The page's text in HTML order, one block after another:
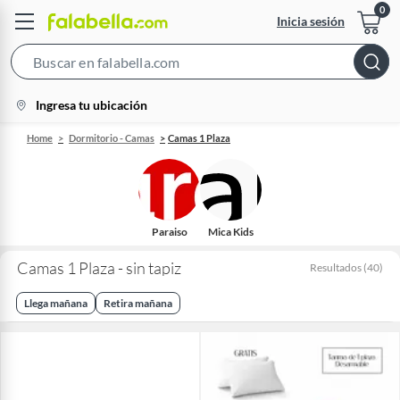
Inicia sesión
Bar
location-
icon
Ingresa tu ubicación
Home Dormitorio - Camas Camas 1 Plaza
Paraiso Mica Kids
Camas 1 Plaza - sin tapiz Resultados (40)
Llega mañana Retira mañana